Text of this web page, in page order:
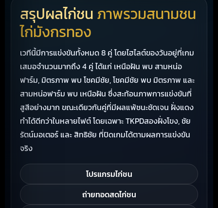
สรุปผลไก่ชน ภาพรวมสนามชน
ไก่มังกรทอง
เวทีนี้มีการแข่งขันทั้งหมด 8 คู่ โดยไฮไลต์ของวันอยู่ที่เกม
เสมอจำนวนมากถึง 4 คู่ ได้แก่ เหนือฝัน พบ สามหน่อ
ฟาร์ม, มิตรภาพ พบ โชคมีชัย, โชคมีชัย พบ มิตรภาพ และ
สามหน่อฟาร์ม พบ เหนือฝัน ซึ่งสะท้อนภาพการแข่งขันที่
สูสีอย่างมาก ขณะเดียวกันคู่ที่มีผลแพ้ชนะชัดเจน ฝั่งแดง
ทำได้ดีกว่าในหลายไฟต์ โดยเฉพาะ TKPDสองฝั่งโขง, ชัย
รัตน์มอเตอร์ และ สิทธิชัย ที่ปิดเกมได้ตามผลการแข่งขัน
จริง
โปรแกรมไก่ชน
ถ่ายทอดสดไก่ชน